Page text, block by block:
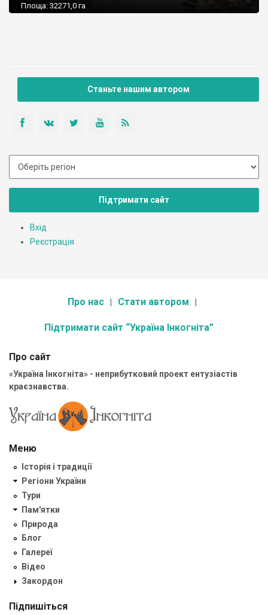
Площа: 32271,0 га
Телефон: (03478) 2-23-53
E-mail: kosiv_npp@email.su; park@email.su
Станьте нашим автором
Підтримати сайт
Вхід
Реєстрація
Про нас Стати автором
Підтримати сайт “Україна Інкогніта”
Про сайт
«Україна Інкогніта» - неприбутковий проект ентузіастів
краєзнавства.
Меню
Історія і традиції
Регіони України
Тури
Пам'ятки
Природа
Блог
Галереї
Відео
Закордон
Підпишіться